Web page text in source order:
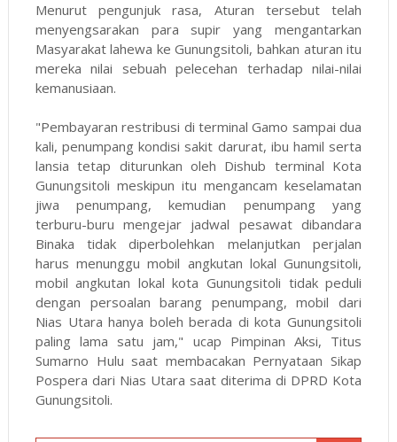
Menurut pengunjuk rasa, Aturan tersebut telah
menyengsarakan para supir yang mengantarkan
Masyarakat lahewa ke Gunungsitoli, bahkan aturan itu
mereka nilai sebuah pelecehan terhadap nilai-nilai
kemanusiaan.
"Pembayaran restribusi di terminal Gamo sampai dua
kali, penumpang kondisi sakit darurat, ibu hamil serta
lansia tetap diturunkan oleh Dishub terminal Kota
Gunungsitoli meskipun itu mengancam keselamatan
jiwa penumpang, kemudian penumpang yang
terburu-buru mengejar jadwal pesawat dibandara
Binaka tidak diperbolehkan melanjutkan perjalan
harus menunggu mobil angkutan lokal Gunungsitoli,
mobil angkutan lokal kota Gunungsitoli tidak peduli
dengan persoalan barang penumpang, mobil dari
Nias Utara hanya boleh berada di kota Gunungsitoli
paling lama satu jam," ucap Pimpinan Aksi, Titus
Sumarno Hulu saat membacakan Pernyataan Sikap
Pospera dari Nias Utara saat diterima di DPRD Kota
Gunungsitoli.